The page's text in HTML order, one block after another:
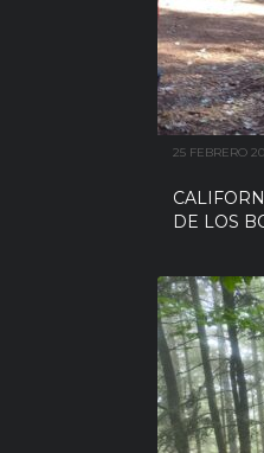
25 FEBRERO
DE LOS